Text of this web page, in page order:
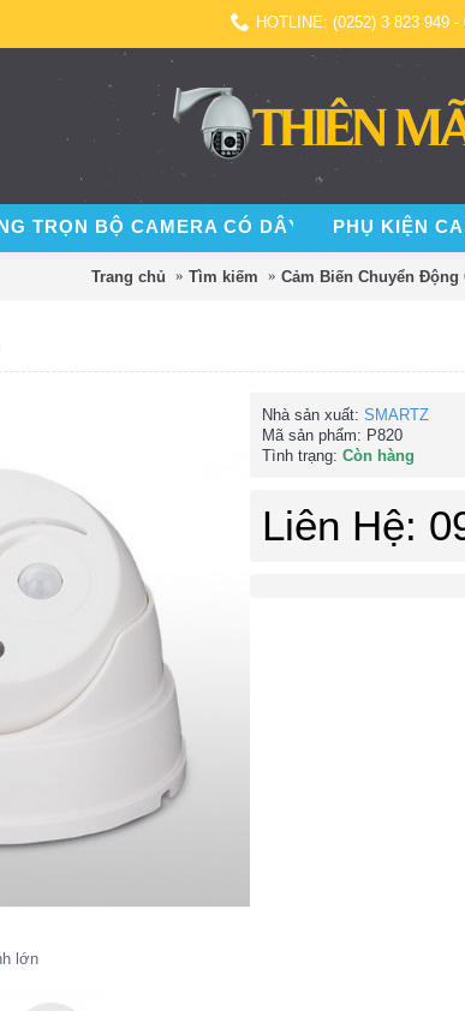
HOTLINE: (0252) 3 823 949 -
TRỌN BỘ CAMERA CÓ DÂY PHỤ KIỆN
Trang chủ Tìm kiếm Cảm Biến Chuyển Động
lớn
Nhà sản xuất: SMARTZ
Mã sản phẩm: P820
Tình trạng: Còn hàng
Liên Hệ: